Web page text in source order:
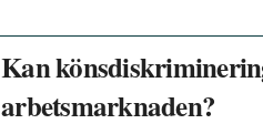
Kan
arbetsmarknaden?